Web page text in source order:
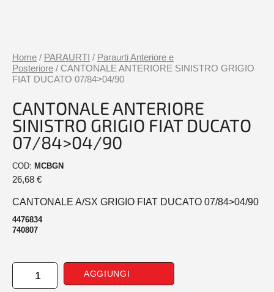
Home / PARAURTI / Paraurti Anteriore e
Posteriore / CANTONALE ANTERIORE SINISTRO GRIGIO
FIAT DUCATO 07/84>04/90
CANTONALE ANTERIORE
SINISTRO GRIGIO FIAT DUCATO
07/84>04/90
COD: MCBGN
26,68 €
CANTONALE A/SX GRIGIO FIAT DUCATO 07/84>04/90
4476834
740807
CANTONALE
ANTERIORE
AGGIUNGI